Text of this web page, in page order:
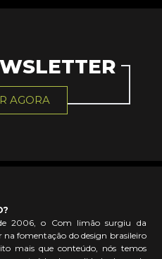
AGORA
2006, o Com limão surgiu da
na fomentação do design brasileiro
mais que conteúdo, nós temos